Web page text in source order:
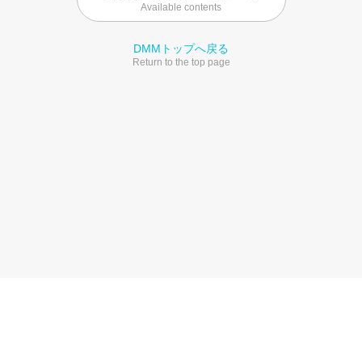
Available contents
DMMトップへ戻る
Return to the top page